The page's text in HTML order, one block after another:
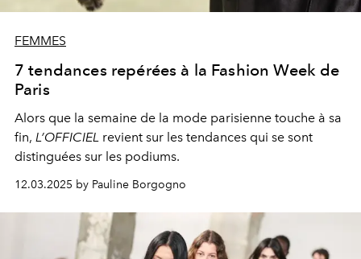
FEMMES
7 tendances repérées à la Fashion Week de
Paris
Alors que la semaine de la mode parisienne touche à sa
fin, L’OFFICIEL revient sur les tendances qui se sont
distinguées sur les podiums.
12.03.2025 by Pauline Borgogno